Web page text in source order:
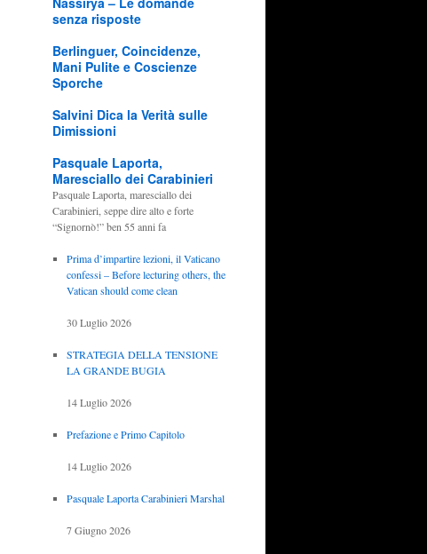
senza risposte
Berlinguer, Coincidenze,
Mani Pulite e Coscienze
Sporche
Salvini Dica la Verità sulle
Dimissioni
Pasquale Laporta,
Maresciallo dei Carabinieri
Pasquale Laporta, maresciallo dei
Carabinieri, seppe dire alto e forte
“Signornò!” ben 55 anni fa
Prima d’impartire lezioni, il Vaticano
confessi – Before lecturing others, the
Vatican should come clean
30 Luglio 2026
STRATEGIA DELLA TENSIONE
LA GRANDE BUGIA
14 Luglio 2026
Prefazione e Primo Capitolo
14 Luglio 2026
Pasquale Laporta Carabinieri Marshal
7 Giugno 2026